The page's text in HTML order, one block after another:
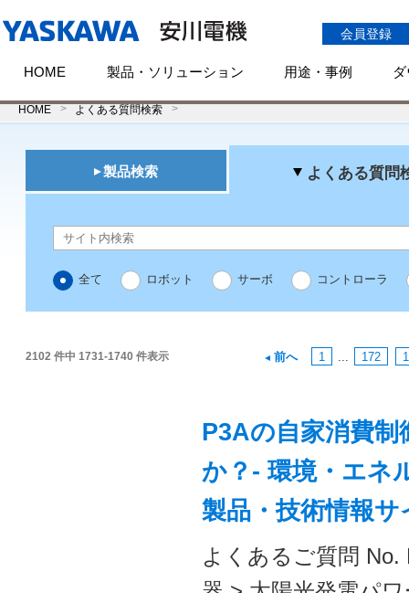
会員登録
HOME 製品・ソリューション 用途・事例
HOME よくある質問検索
製品検索 よくある質問
全て ロボット サーボ コントローラ
2102 件中 1731-1740 件表示 前へ 1 ... 172
P3Aの自家消費
か？- 環境・エネ
製品・技術情報サ
よくあるご質問